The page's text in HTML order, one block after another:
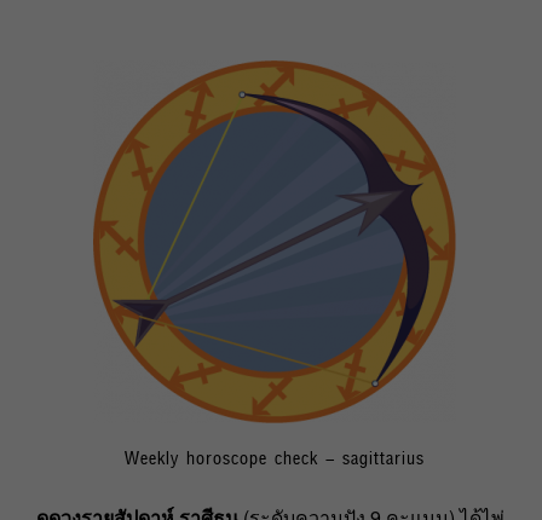
Weekly horoscope check – sagittarius